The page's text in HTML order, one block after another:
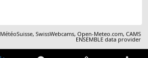
MétéoSuisse,SwissWebcams,Open-Meteo.com,CAMS
ENSEMBLE data provider